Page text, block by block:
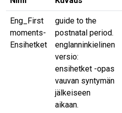
Eng_First
moments-
Ensihetket
guide to the
postnatal period.
englanninkielinen
versio:
ensihetket -opas
vauvan syntymän
jälkeiseen
aikaan.